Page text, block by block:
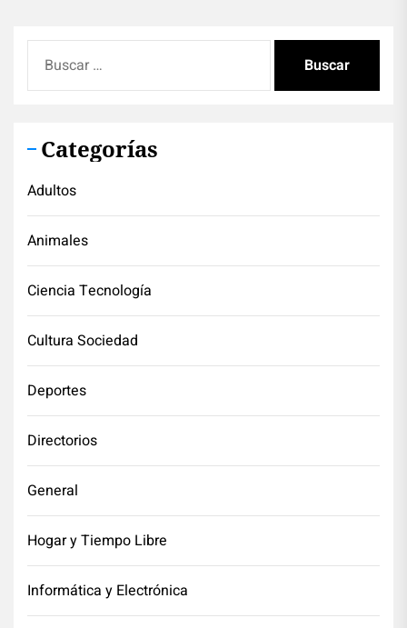
Categorías
Adultos
Animales
Ciencia Tecnología
Cultura Sociedad
Deportes
Directorios
General
Hogar y Tiempo Libre
Informática y Electrónica